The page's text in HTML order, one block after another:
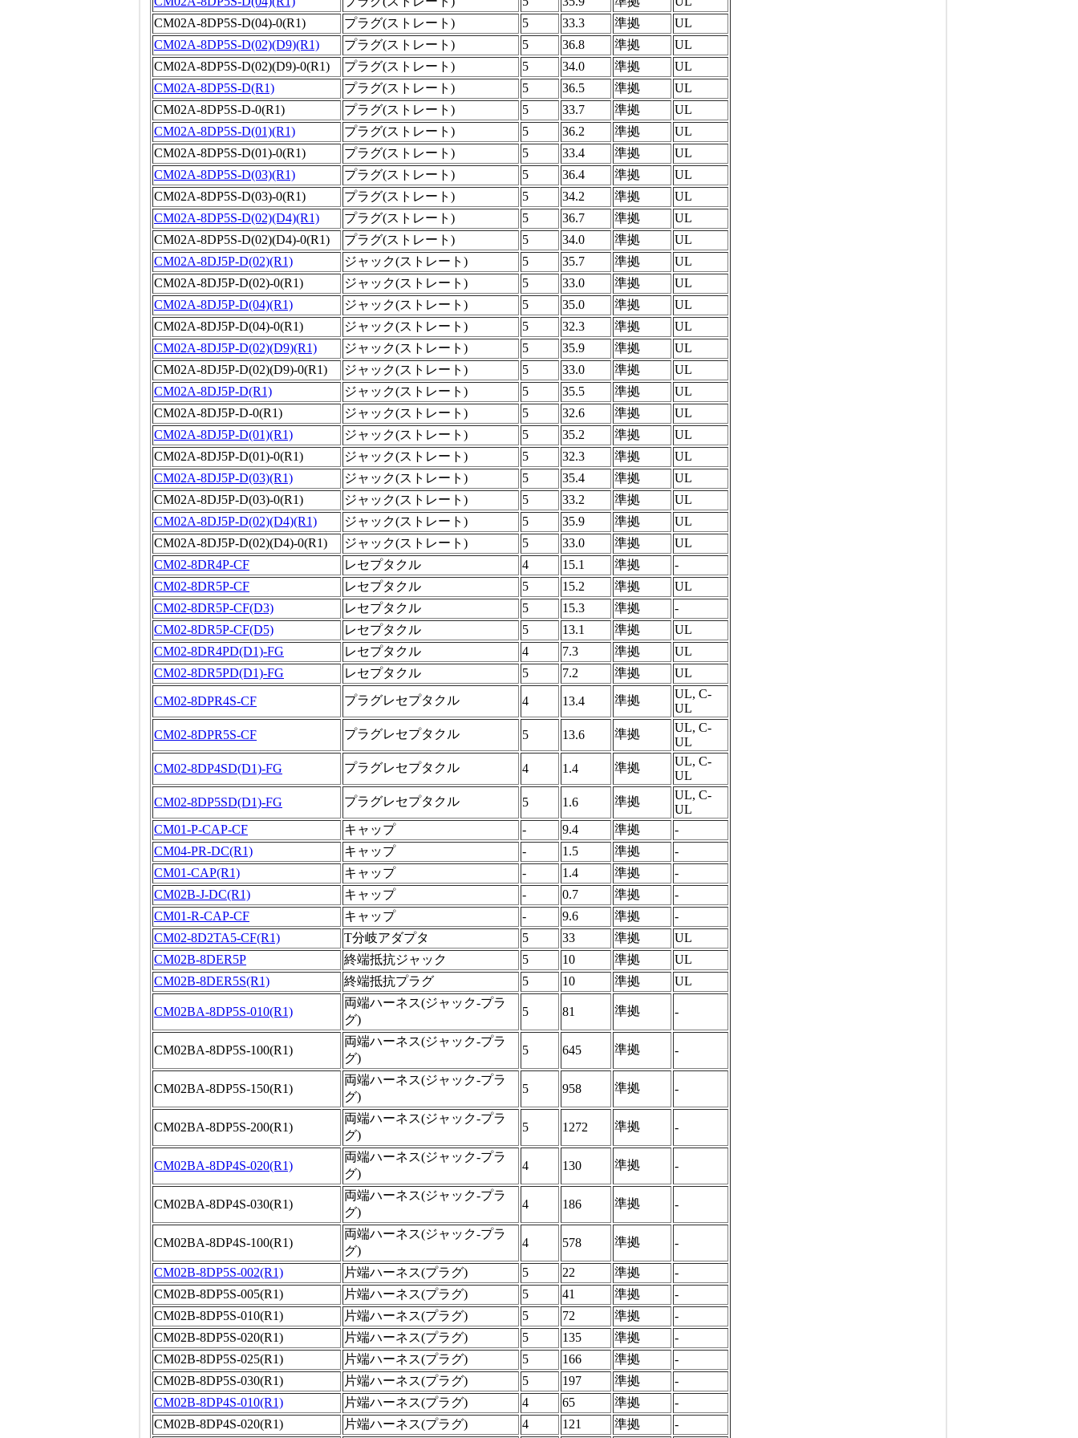
CM02A-8DP5S-D(04)-0(R1)
プラグ(ストレート) 5 33.3 準拠
UL
CM02A-8DP5S-D(02)(D9)(R1)
プラグ(ストレート) 5 36.8 準拠
UL
CM02A-8DP5S-D(02)(D9)-0(R1)
プラグ(ストレート) 5 34.0 準拠
UL
CM02A-8DP5S-D(R1)
プラグ(ストレート) 5 36.5 準拠
UL
CM02A-8DP5S-D-0(R1)
プラグ(ストレート) 5 33.7 準拠
UL
CM02A-8DP5S-D(01)(R1)
プラグ(ストレート) 5 36.2 準拠
UL
CM02A-8DP5S-D(01)-0(R1)
プラグ(ストレート) 5 33.4 準拠
UL
CM02A-8DP5S-D(03)(R1)
プラグ(ストレート) 5 36.4 準拠
UL
CM02A-8DP5S-D(03)-0(R1)
プラグ(ストレート) 5 34.2 準拠
UL
CM02A-8DP5S-D(02)(D4)(R1)
プラグ(ストレート) 5 36.7 準拠
UL
CM02A-8DP5S-D(02)(D4)-0(R1)
プラグ(ストレート) 5 34.0 準拠
UL
CM02A-8DJ5P-D(02)(R1)
ジャック(ストレート) 5 35.7 準拠
UL
CM02A-8DJ5P-D(02)-0(R1)
ジャック(ストレート) 5 33.0 準拠
UL
CM02A-8DJ5P-D(04)(R1)
ジャック(ストレート) 5 35.0 準拠
UL
CM02A-8DJ5P-D(04)-0(R1)
ジャック(ストレート) 5 32.3 準拠
UL
CM02A-8DJ5P-D(02)(D9)(R1)
ジャック(ストレート) 5 35.9 準拠
UL
CM02A-8DJ5P-D(02)(D9)-0(R1)
ジャック(ストレート) 5 33.0 準拠
UL
CM02A-8DJ5P-D(R1)
ジャック(ストレート) 5 35.5 準拠
UL
CM02A-8DJ5P-D-0(R1)
ジャック(ストレート) 5 32.6 準拠
UL
CM02A-8DJ5P-D(01)(R1)
ジャック(ストレート) 5 35.2 準拠
UL
CM02A-8DJ5P-D(01)-0(R1)
ジャック(ストレート) 5 32.3 準拠
UL
CM02A-8DJ5P-D(03)(R1)
ジャック(ストレート) 5 35.4 準拠
UL
CM02A-8DJ5P-D(03)-0(R1)
ジャック(ストレート) 5 33.2 準拠
UL
CM02A-8DJ5P-D(02)(D4)(R1)
ジャック(ストレート) 5 35.9 準拠
UL
CM02A-8DJ5P-D(02)(D4)-0(R1)
ジャック(ストレート) 5 33.0 準拠
UL
CM02-8DR4P-CF
レセプタクル 4 15.1 準拠
-
CM02-8DR5P-CF
レセプタクル 5 15.2 準拠
UL
CM02-8DR5P-CF(D3)
レセプタクル 5 15.3 準拠
-
CM02-8DR5P-CF(D5)
レセプタクル 5 13.1 準拠
UL
CM02-8DR4PD(D1)-FG
レセプタクル 4 7.3 準拠
UL
CM02-8DR5PD(D1)-FG
レセプタクル 5 7.2 準拠 UL
CM02-8DPR4S-CF プラグレセプタクル 4 13.4 準拠
UL, C-
UL
CM02-8DPR5S-CF
プラグレセプタクル 5 13.6 準拠
UL, C-
UL
CM02-8DP4SD(D1)-FG
プラグレセプタクル 4 1.4 準拠
UL, C-
UL
CM02-8DP5SD(D1)-FG
プラグレセプタクル 5 1.6 準拠
UL, C-
UL
CM01-P-CAP-CF
キャップ - 9.4 準拠
-
CM04-PR-DC(R1)
キャップ - 1.5 準拠
-
CM01-CAP(R1)
キャップ - 1.4 準拠
-
CM02B-J-DC(R1)
キャップ - 0.7 準拠
-
CM01-R-CAP-CF
キャップ - 9.6 準拠
-
CM02-8D2TA5-CF(R1)
T分岐アダプタ 5 33 準拠
UL
CM02B-8DER5P
終端抵抗ジャック 5 10 準拠
UL
CM02B-8DER5S(R1)
終端抵抗プラグ 5 10 準拠 UL
CM02BA-8DP5S-010(R1)
両端ハーネス(ジャック-プラ
グ)
5 81 準拠 -
CM02BA-8DP5S-100(R1)
両端ハーネス(ジャック-プラ
グ)
5 645 準拠 -
CM02BA-8DP5S-150(R1)
両端ハーネス(ジャック-プラ
グ)
5 958 準拠 -
CM02BA-8DP5S-200(R1)
両端ハーネス(ジャック-プラ
グ)
5 1272 準拠 -
CM02BA-8DP4S-020(R1)
両端ハーネス(ジャック-プラ
グ)
4 130 準拠 -
CM02BA-8DP4S-030(R1)
両端ハーネス(ジャック-プラ
グ)
4 186 準拠 -
CM02BA-8DP4S-100(R1)
両端ハーネス(ジャック-プラ
グ)
4 578 準拠 -
CM02B-8DP5S-002(R1) 片端ハーネス(プラグ) 5 22 準拠
-
CM02B-8DP5S-005(R1)
片端ハーネス(プラグ) 5 41 準拠
-
CM02B-8DP5S-010(R1)
片端ハーネス(プラグ) 5 72 準拠
-
CM02B-8DP5S-020(R1)
片端ハーネス(プラグ) 5 135 準拠
-
CM02B-8DP5S-025(R1)
片端ハーネス(プラグ) 5 166 準拠
-
CM02B-8DP5S-030(R1)
片端ハーネス(プラグ) 5 197 準拠
-
CM02B-8DP4S-010(R1)
片端ハーネス(プラグ) 4 65 準拠
-
CM02B-8DP4S-020(R1)
片端ハーネス(プラグ) 4 121 準拠 -